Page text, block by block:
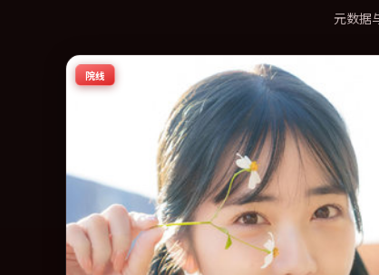
元数据
院线